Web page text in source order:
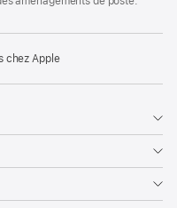
chez Apple